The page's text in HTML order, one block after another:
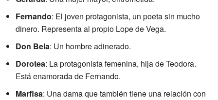
Fernando: El joven protagonista, un poeta sin mucho
dinero. Representa al propio Lope de Vega.
Don Bela: Un hombre adinerado.
Dorotea: La protagonista femenina, hija de Teodora.
Está enamorada de Fernando.
Marfisa: Una dama que también tiene una relación con